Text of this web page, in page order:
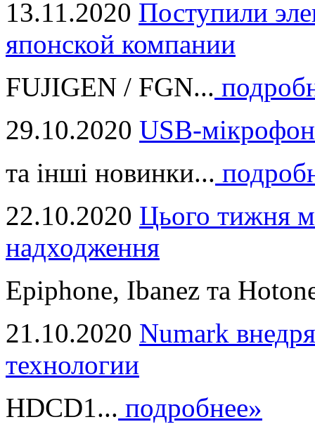
13.11.2020 Поступили
японской компании
FUJIGEN / FGN...
29.10.2020 USB-
та інші новинки...
22.10.2020 Цього тижня
надходження
Epiphone, Ibanez та
21.10.2020 Numark
технологии
HDCD1... подробнее»